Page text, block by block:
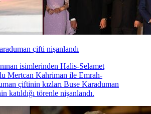
çifti nişanlandı
isimlerinden Halis-Selamet
Mertcan Kahriman ile Emrah-
çiftinin kızları Buse Karaduman
katıldığı törenle nişanlandı.